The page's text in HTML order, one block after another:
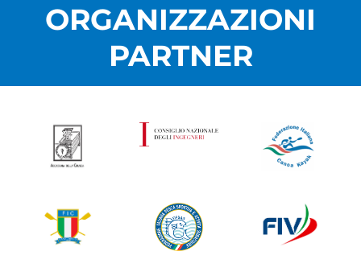
ORGANIZZAZIONI
PARTNER